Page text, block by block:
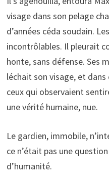
visage dans son pelage
d’années céda soudain.
incontrôlables. Il pleurait
honte, sans défense. Ses
léchait son visage, et
ceux qui observaient
une vérité humaine, nue.
Le gardien, immobile,
ce n’était pas une
d’humanité.